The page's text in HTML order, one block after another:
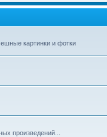
картинки и фотки
произведений...